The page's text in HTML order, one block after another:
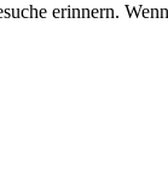
erinnern.